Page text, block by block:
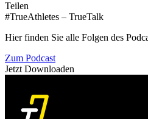
Teilen
#TrueAthletes – TrueTalk
Hier finden Sie alle Folgen des
Zum Podcast
Jetzt Downloaden